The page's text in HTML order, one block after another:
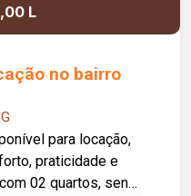
L
no bairro
para locação,
praticidade e
02 quartos, sendo